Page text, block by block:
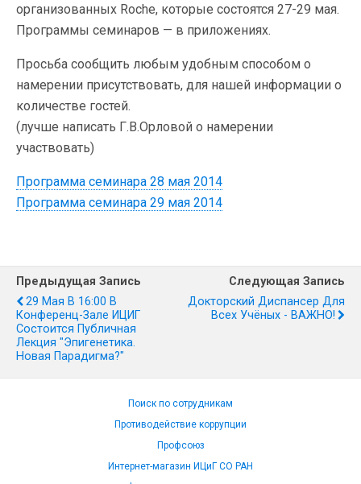
организованных Roche, которые состоятся 27-29 мая.
Программы семинаров — в приложениях.
Просьба сообщить любым удобным способом о
намерении присутствовать, для нашей информации о
количестве гостей.
(лучше написать Г.В.Орловой о намерении
участвовать)
Программа семинара 28 мая 2014
Программа семинара 29 мая 2014
Предыдущая Запись
29 Мая В 16:00 В
Конференц-Зале ИЦИГ
Состоится Публичная
Лекция "Эпигенетика.
Новая Парадигма?"
Следующая Запись
Докторский Диспансер Для
Всех Учёных - ВАЖНО!
Поиск по сотрудникам
Противодействие коррупции
Профсоюз
Интернет-магазин ИЦиГ СО РАН